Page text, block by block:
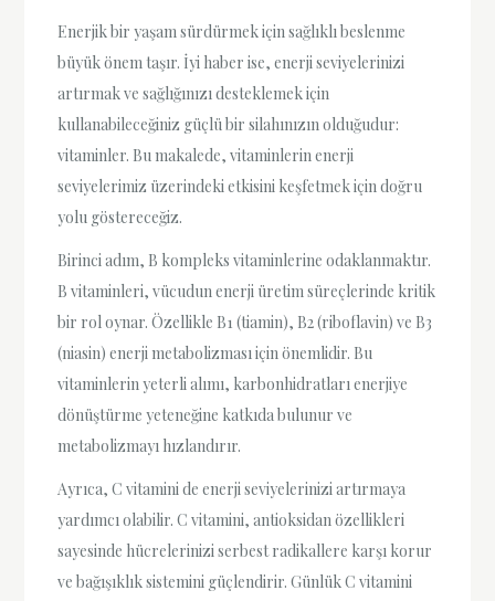
Enerjik bir yaşam sürdürmek için sağlıklı beslenme
büyük önem taşır. İyi haber ise, enerji seviyelerinizi
artırmak ve sağlığınızı desteklemek için
kullanabileceğiniz güçlü bir silahınızın olduğudur:
vitaminler. Bu makalede, vitaminlerin enerji
seviyelerimiz üzerindeki etkisini keşfetmek için doğru
yolu göstereceğiz.
Birinci adım, B kompleks vitaminlerine odaklanmaktır.
B vitaminleri, vücudun enerji üretim süreçlerinde kritik
bir rol oynar. Özellikle B1 (tiamin), B2 (riboflavin) ve B3
(niasin) enerji metabolizması için önemlidir. Bu
vitaminlerin yeterli alımı, karbonhidratları enerjiye
dönüştürme yeteneğine katkıda bulunur ve
metabolizmayı hızlandırır.
Ayrıca, C vitamini de enerji seviyelerinizi artırmaya
yardımcı olabilir. C vitamini, antioksidan özellikleri
sayesinde hücrelerinizi serbest radikallere karşı korur
ve bağışıklık sistemini güçlendirir. Günlük C vitamini